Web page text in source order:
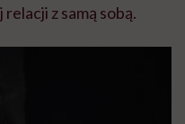
z samą sobą.